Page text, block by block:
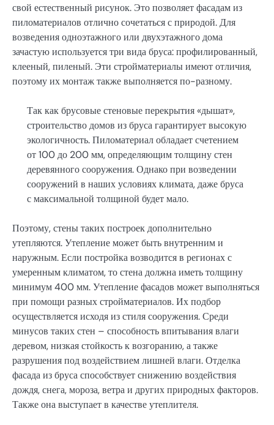
свой естественный рисунок. Это позволяет фасадам из
пиломатериалов отлично сочетаться с природой. Для
возведения одноэтажного или двухэтажного дома
зачастую используется три вида бруса: профилированный,
клееный, пиленый. Эти стройматериалы имеют отличия,
поэтому их монтаж также выполняется по-разному.
Так как брусовые стеновые перекрытия «дышат»,
строительство домов из бруса гарантирует высокую
экологичность. Пиломатериал обладает счетением
от 100 до 200 мм, определяющим толщину стен
деревянного сооружения. Однако при возведении
сооружений в наших условиях климата, даже бруса
с максимальной толщиной будет мало.
Поэтому, стены таких построек дополнительно
утепляются. Утепление может быть внутренним и
наружным. Если постройка возводится в регионах с
умеренным климатом, то стена должна иметь толщину
минимум 400 мм. Утепление фасадов может выполняться
при помощи разных стройматериалов. Их подбор
осуществляется исходя из стиля сооружения. Среди
минусов таких стен – способность впитывания влаги
деревом, низкая стойкость к возгоранию, а также
разрушения под воздействием лишней влаги. Отделка
фасада из бруса способствует снижению воздействия
дождя, снега, мороза, ветра и других природных факторов.
Также она выступает в качестве утеплителя.